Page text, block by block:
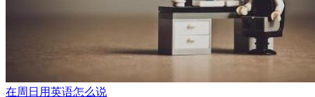
在周日用英语怎么说